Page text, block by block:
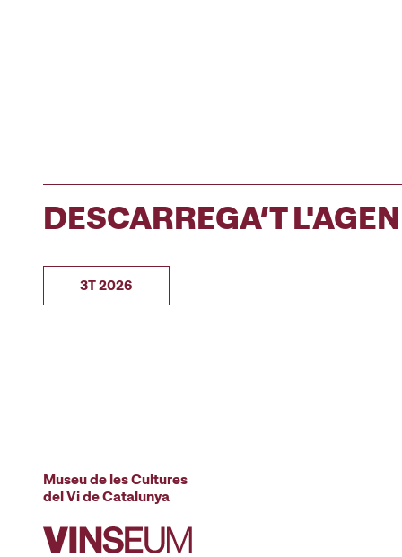
DESCARREGA’T
3T 2026
Museu de les Cultures
del Vi de Catalunya